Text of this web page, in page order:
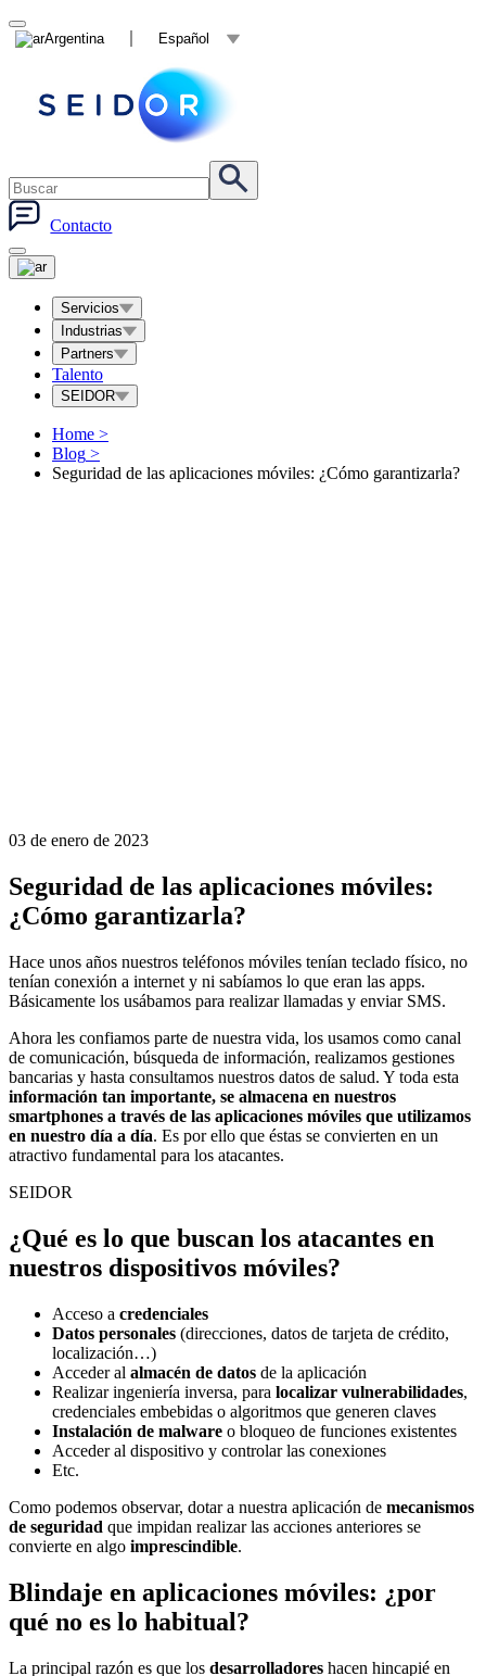
Argentina Español
Contacto
Servicios
Industrias
Partners
Talento
SEIDOR
Home >
Blog >
Seguridad de las aplicaciones móviles: ¿Cómo garantizarla?
03 de enero de 2023
Seguridad de las aplicaciones móviles:
¿Cómo garantizarla?
Hace unos años nuestros teléfonos móviles tenían teclado físico, no
tenían conexión a internet y ni sabíamos lo que eran las apps.
Básicamente los usábamos para realizar llamadas y enviar SMS.
Ahora les confiamos parte de nuestra vida, los usamos como canal
de comunicación, búsqueda de información, realizamos gestiones
bancarias y hasta consultamos nuestros datos de salud. Y toda esta
información tan importante, se almacena en nuestros
smartphones a través de las aplicaciones móviles que utilizamos
en nuestro día a día. Es por ello que éstas se convierten en un
atractivo fundamental para los atacantes.
SEIDOR
¿Qué es lo que buscan los atacantes en
nuestros dispositivos móviles?
Acceso a credenciales
Datos personales (direcciones, datos de tarjeta de crédito,
localización…)
Acceder al almacén de datos de la aplicación
Realizar ingeniería inversa, para localizar vulnerabilidades,
credenciales embebidas o algoritmos que generen claves
Instalación de malware o bloqueo de funciones existentes
Acceder al dispositivo y controlar las conexiones
Etc.
Como podemos observar, dotar a nuestra aplicación de mecanismos
de seguridad que impidan realizar las acciones anteriores se
convierte en algo imprescindible.
Blindaje en aplicaciones móviles: ¿por
qué no es lo habitual?
La principal razón es que los desarrolladores hacen hincapié en